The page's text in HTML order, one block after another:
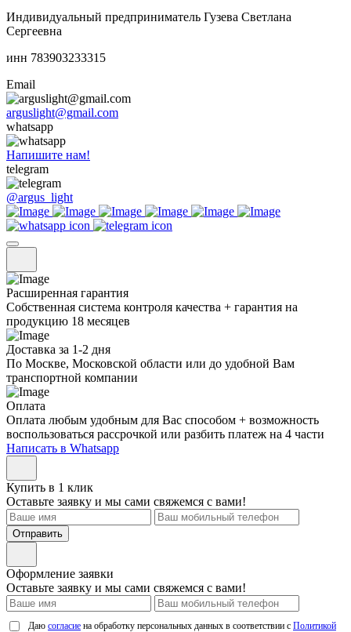
Индивидуальный предприниматель Гузева Светлана
Сергеевна
инн 783903233315
Email
arguslight@gmail.com
whatsapp
Напишите нам!
telegram
@argus_light
Расширенная гарантия
Собственная система контроля качества + гарантия на
продукцию 18 месяцев
Доставка за 1-2 дня
По Москве, Московской области или до удобной Вам
транспортной компании
Оплата
Оплата любым удобным для Вас способом + возможность
воспользоваться рассрочкой или разбить платеж на 4 части
Написать в Whatsapp
Купить в 1 клик
Оставьте заявку и мы сами свяжемся с вами!
Отправить
Оформление заявки
Оставьте заявку и мы сами свяжемся с вами!
Даю согласие на обработку персональных данных в соответствии с Политикой